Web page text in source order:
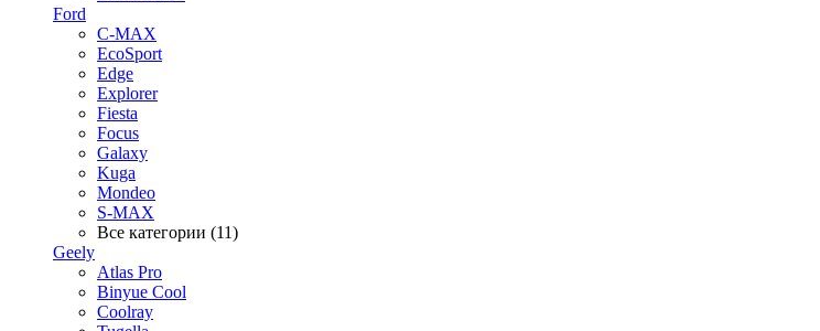
Ford
C-MAX
EcoSport
Edge
Explorer
Fiesta
Focus
Galaxy
Kuga
Mondeo
S-MAX
Все категории (11)
Geely
Atlas Pro
Binyue Cool
Coolray